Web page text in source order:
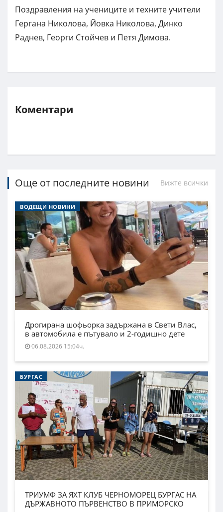
Поздравления на учениците и техните учители
Гергана Николова, Йовка Николова, Динко
Раднев, Георги Стойчев и Петя Димова.
Коментари
Още от последните новини Вижте всички
ВОДЕЩИ НОВИНИ
Дрогирана шофьорка задържана в Свети Влас,
в автомобила е пътувало и 2-годишно дете
06.08.2026 15:04ч.
БУРГАС
ТРИУМФ ЗА ЯХТ КЛУБ ЧЕРНОМОРЕЦ БУРГАС НА
ДЪРЖАВНОТО ПЪРВЕНСТВО В ПРИМОРСКО